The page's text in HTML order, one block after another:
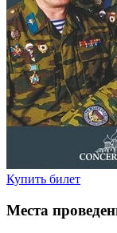
Купить билет
Места